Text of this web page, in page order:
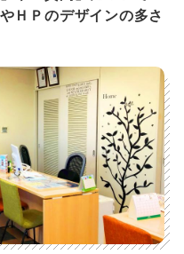
ＨＰのデザインの多さ